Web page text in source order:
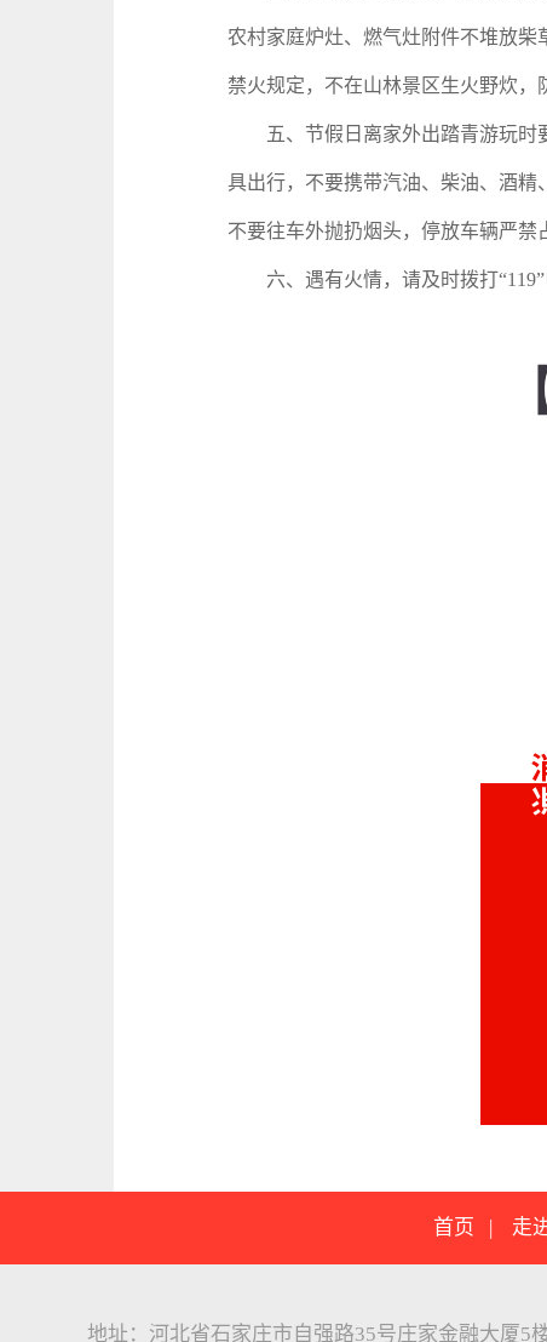
农村家庭炉灶、燃气灶附件不堆放
禁火规定，不在山林景区生火野炊，
五、节假日离家外出踏青游玩时要
具出行，不要携带汽油、柴油、酒精
不要往车外抛扔烟头，停放车辆严禁
六、遇有火情，请及时拨打“119”
首页 | 走
地址：河北省石家庄市自强路35号庄家金融大厦